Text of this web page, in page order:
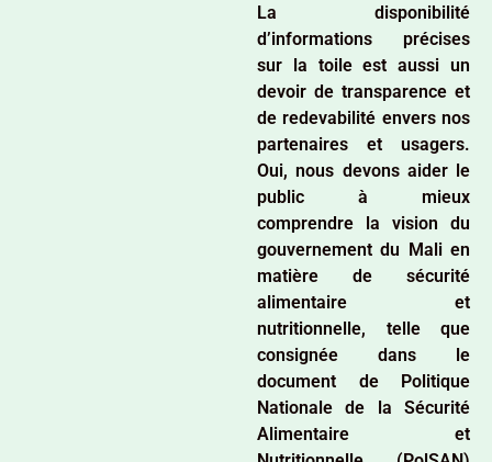
La disponibilité
d’informations précises
sur la toile est aussi un
devoir de transparence et
de redevabilité envers nos
partenaires et usagers.
Oui, nous devons aider le
public à mieux
comprendre la vision du
gouvernement du Mali en
matière de sécurité
alimentaire et
nutritionnelle, telle que
consignée dans le
document de Politique
Nationale de la Sécurité
Alimentaire et